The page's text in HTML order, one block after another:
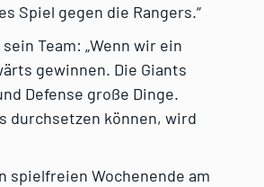
Spiel gegen die Rangers.“
Team: „Wenn wir ein
gewinnen. Die Giants
Defense große Dinge.
durchsetzen können, wird
spielfreien Wochenende am